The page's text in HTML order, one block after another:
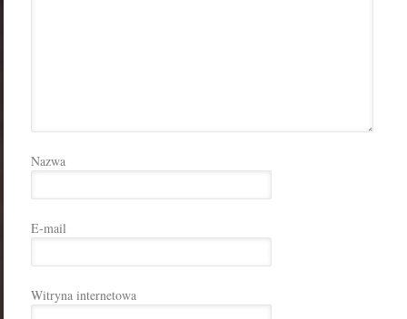
Nazwa
E-mail
Witryna internetowa